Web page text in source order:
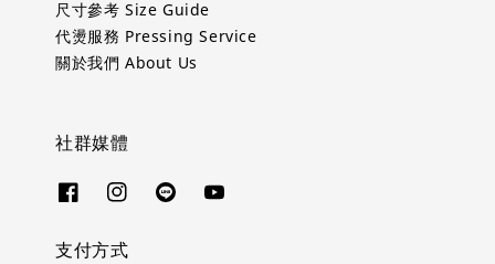
尺寸參考 Size Guide
代燙服務 Pressing Service
關於我們 About Us
社群媒體
支付方式